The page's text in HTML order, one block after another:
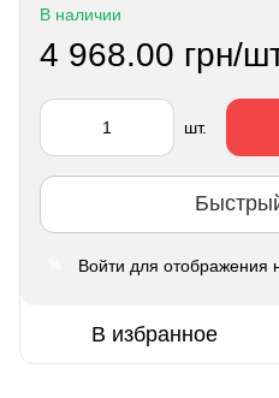
В наличии
4 968.00 грн/
шт.
Войти для отображения
В избранное